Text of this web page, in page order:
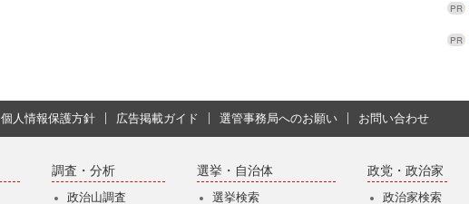
個人情報保護方針 広告掲載ガイド 選管事務局へのお願い お問い合わせ
調査・分析
政治山調査
選挙・自治体
選挙検索
政党・政治家
政治家検索